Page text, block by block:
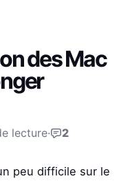
des Mac
lecture· 2
peu difficile sur le